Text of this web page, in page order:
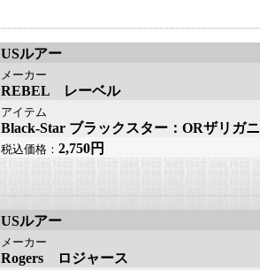
USルアー
メーカー
REBEL レーベル
アイテム
Black-Star ブラックスター：ORザリガニ
税込価格：2,750円
USルアー
メーカー
Rogers ロジャース